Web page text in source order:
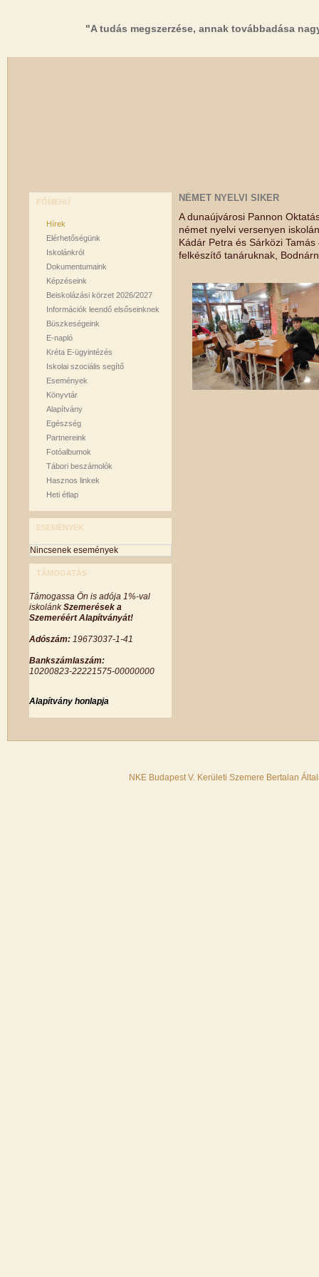
"A tudás megszerzése, annak továbbadása
FŐMENÜ
Hírek
Elérhetőségünk
Iskolánkról
Dokumentumaink
Képzéseink
Beiskolázási körzet 2026/2027
Információk leendő elsőseinknek
Büszkeségeink
E-napló
Kréta E-ügyintézés
Iskolai szociális segítő
Események
Könyvtár
Alapítvány
Egészség
Partnereink
Fotóalbumok
Tábori beszámolók
Hasznos linkek
Heti étlap
ESEMÉNYEK
Nincsenek események
TÁMOGATÁS
Támogassa Ön is adója 1%-val
iskolánkSzemerések a
Szemeréért Alapítványát!
Adószám: 19673037-1-41
Bankszámlaszám:
10200823-22221575-00000000
Alapítvány honlapja
NÉMET NYELVI SIKER
A dunaújvárosi Pannon
német nyelvi versenyen
Kádár Petra és Sárközi
felkészítő tanáruknak,
NKE Budapest V. Kerületi Szemere Bertalan